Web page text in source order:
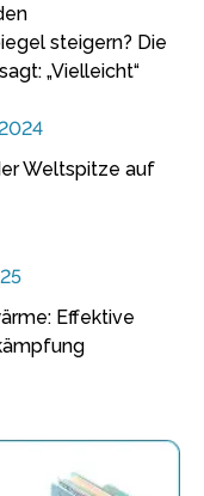
steigern? Die
„Vielleicht“
Weltspitze auf
Effektive